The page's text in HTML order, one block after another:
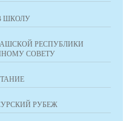
ШКОЛУ
РЕСПУБЛИКИ
СОВЕТУ
РУБЕЖ